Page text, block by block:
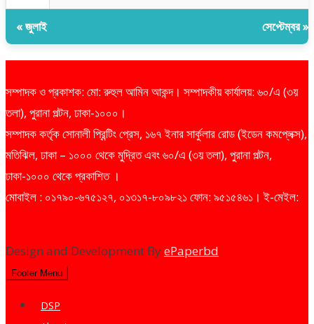
« জুলাই সেপ্টেম্বর »
সম্পাদক ও প্রকাশক: মো: রুহুল আমিন আকন্দ। সম্পাদকীয় কার্যালয়: ৬০/এ (৩য়
তলা), পুরানা পল্টন, ঢাকা-১০০০।
সম্পাদক কর্তৃক সোনালী প্রিন্টিং প্রেস, ১৬৭ ইনার সার্কুলার রোড (ইডেন কমপ্লেক্স),
মতিঝিল, ঢাকা – ১০০০ থেকে মুদ্রিত এবং ৬০/এ (৩য় তলা), পুরানা পল্টন,
ঢাকা-১০০০ থেকে প্রকাশিত ।
মোবাইল : ০১৭৯০-৬৭৫১২৭, ০১৩১৭-৮০৯৮২১ ফোন: ৯৫১৫৪৬১। ই-মেইল:
Design and Development ByePaperbd
Footer Menu
DSP